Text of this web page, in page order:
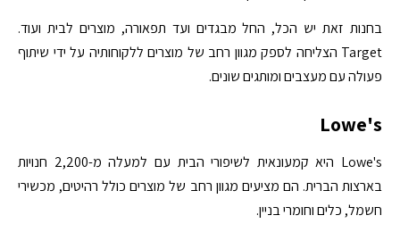
בחנות זאת יש הכל, החל מבגדים ועד תפאורה, מוצרים לבית ועוד.
Target הצליחה לספק מגוון רחב של מוצרים ללקוחותיה על ידי שיתוף
פעולה עם מעצבים ומותגים שונים.
Lowe's
Lowe's היא קמעונאית לשיפורי הבית עם למעלה מ-2,200 חנויות
בארצות הברית. הם מציעים מגוון רחב של מוצרים כולל רהיטים, מכשירי
חשמל, כלים וחומרי בניין.